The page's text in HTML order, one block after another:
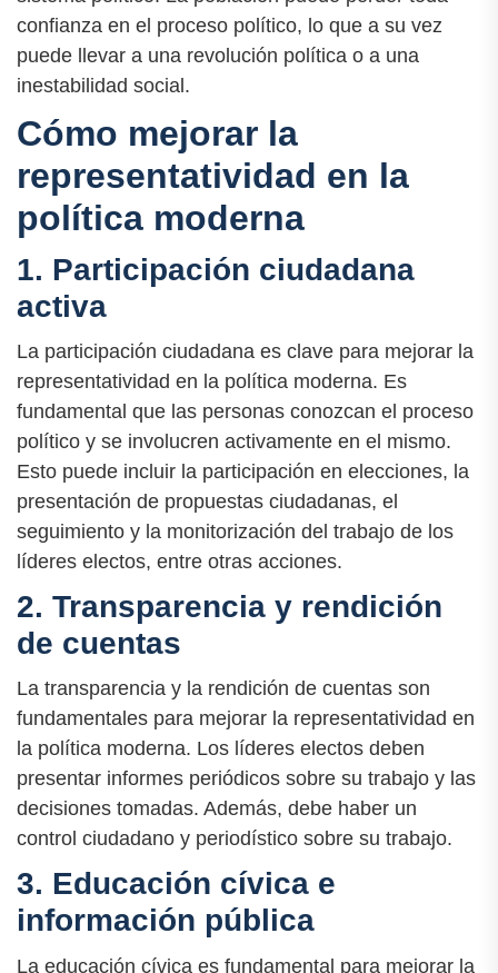
confianza en el proceso político, lo que a su vez
puede llevar a una revolución política o a una
inestabilidad social.
Cómo mejorar la
representatividad en la
política moderna
1. Participación ciudadana
activa
La participación ciudadana es clave para mejorar la
representatividad en la política moderna. Es
fundamental que las personas conozcan el proceso
político y se involucren activamente en el mismo.
Esto puede incluir la participación en elecciones, la
presentación de propuestas ciudadanas, el
seguimiento y la monitorización del trabajo de los
líderes electos, entre otras acciones.
2. Transparencia y rendición
de cuentas
La transparencia y la rendición de cuentas son
fundamentales para mejorar la representatividad en
la política moderna. Los líderes electos deben
presentar informes periódicos sobre su trabajo y las
decisiones tomadas. Además, debe haber un
control ciudadano y periodístico sobre su trabajo.
3. Educación cívica e
información pública
La educación cívica es fundamental para mejorar la